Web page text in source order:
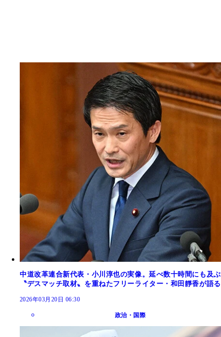
中道改革連合新代表・小川淳也の実像。延べ数十時間にも及ぶ
〝デスマッチ取材〟を重ねたフリーライター・和田靜香が語る
2026年03月20日 06:30
政治・国際